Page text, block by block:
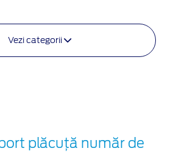
Vezi categorii
plăcuță număr de